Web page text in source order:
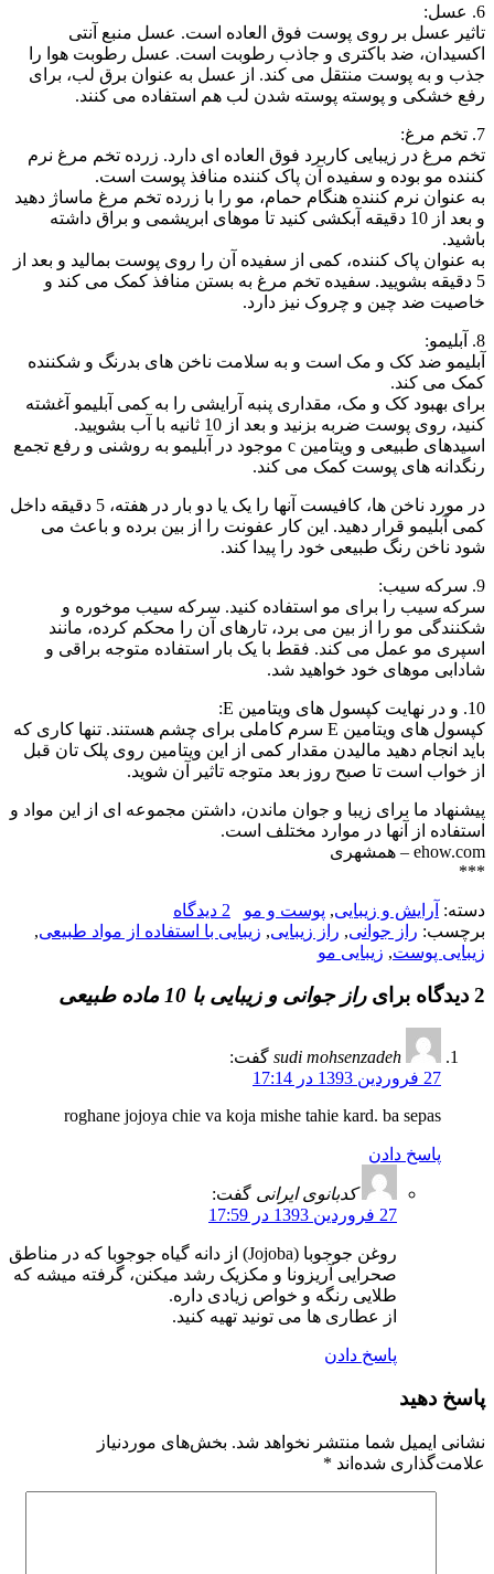
6. عسل:
تاثیر عسل بر روی پوست فوق العاده است. عسل منبع آنتی
اکسیدان، ضد باکتری و جاذب رطوبت است. عسل رطوبت هوا را
جذب و به پوست منتقل می کند. از عسل به عنوان برق لب، برای
رفع خشکی و پوسته پوسته شدن لب هم استفاده می کنند.
7. تخم مرغ:
تخم مرغ در زیبایی کاربرد فوق العاده ای دارد. زرده تخم مرغ نرم
کننده مو بوده و سفیده آن پاک کننده منافذ پوست است.
به عنوان نرم کننده هنگام حمام، مو را با زرده تخم مرغ ماساژ دهید
و بعد از 10 دقیقه آبکشی کنید تا موهای ابریشمی و براق داشته
باشید.
به عنوان پاک کننده، کمی از سفیده آن را روی پوست بمالید و بعد از
5 دقیقه بشویید. سفیده تخم مرغ به بستن منافذ کمک می کند و
خاصیت ضد چین و چروک نیز دارد.
8. آبلیمو:
آبلیمو ضد کک و مک است و به سلامت ناخن های بدرنگ و شکننده
کمک می کند.
برای بهبود کک و مک، مقداری پنبه آرایشی را به کمی آبلیمو آغشته
کنید، روی پوست ضربه بزنید و بعد از 10 ثانیه با آب بشویید.
اسیدهای طبیعی و ویتامین c موجود در آبلیمو به روشنی و رفع تجمع
رنگدانه های پوست کمک می کند.
در مورد ناخن ها، کافیست آنها را یک یا دو بار در هفته، 5 دقیقه داخل
کمی آبلیمو قرار دهید. این کار عفونت را از بین برده و باعث می
شود ناخن رنگ طبیعی خود را پیدا کند.
9. سرکه سیب:
سرکه سیب را برای مو استفاده کنید. سرکه سیب موخوره و
شکنندگی مو را از بین می برد، تارهای آن را محکم کرده، مانند
اسپری مو عمل می کند. فقط با یک بار استفاده متوجه براقی و
شادابی موهای خود خواهید شد.
10. و در نهایت کپسول های ویتامین E:
کپسول های ویتامین E سرم کاملی برای چشم هستند. تنها کاری که
باید انجام دهید مالیدن مقدار کمی از این ویتامین روی پلک تان قبل
از خواب است تا صبح روز بعد متوجه تاثیر آن شوید.
پیشنهاد ما برای زیبا و جوان ماندن، داشتن مجموعه ای از این مواد و
استفاده از آنها در موارد مختلف است.
ehow.com – همشهری
***
دسته: آرایش و زیبایی, پوست و مو
2 دیدگاه
برچسب: راز جوانی, راز زیبایی, زیبایی با استفاده از مواد طبیعی,
زیبایی پوست, زیبایی مو
2 دیدگاه برای راز جوانی و زیبایی با 10 ماده طبیعی
sudi mohsenzadeh گفت:
27 فروردین 1393 در 17:14
roghane jojoya chie va koja mishe tahie kard. ba sepas
پاسخ دادن
کدبانوی ایرانی گفت:
27 فروردین 1393 در 17:59
روغن جوجوبا (Jojoba) از دانه گیاه جوجوبا که در مناطق
صحرایی آریزونا و مکزیک رشد میکنن، گرفته میشه که
طلایی رنگه و خواص زیادی داره.
از عطاری ها می تونید تهیه کنید.
پاسخ دادن
پاسخ دهید
نشانی ایمیل شما منتشر نخواهد شد. بخش‌های موردنیاز
علامت‌گذاری شده‌اند *